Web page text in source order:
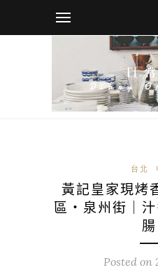
台北
黃記皇家現烤
區・泉州街｜
腸
Posted on